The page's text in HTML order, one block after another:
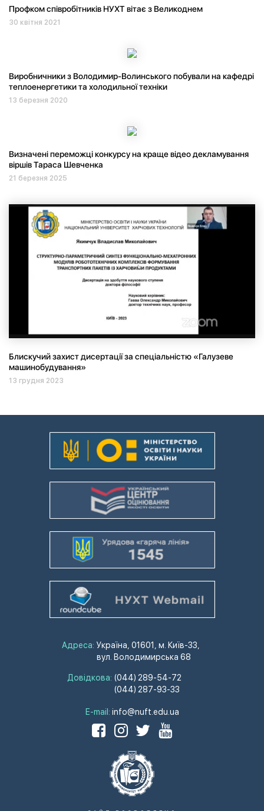
Профком співробітників НУХТ вітає з Великоднем
30 квітня 2021
Виробничники з Володимир-Волинського побували на кафедрі
теплоенергетики та холодильної техніки
13 березня 2020
Визначені переможці конкурсу на краще відео декламування
віршів Тараса Шевченка
21 березня 2025
Блискучий захист дисертації за спеціальністю «Галузеве
машинобудування»
13 грудня 2023
Адреса: Україна, 01601, м. Київ-33,
вул. Володимирська 68
Довідкова: (044) 289-54-72
(044) 287-93-33
E-mail: info@nuft.edu.ua